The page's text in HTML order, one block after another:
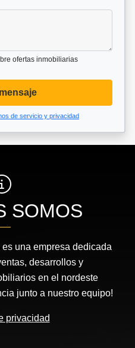
ofertas inmobiliarias
de servicio y privacidad
SOMOS
una empresa dedicada
desarrollos y
en el nordeste
junto a nuestro equipo!
privacidad